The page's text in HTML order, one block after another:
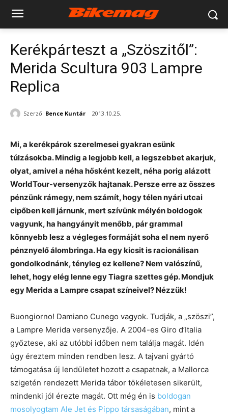
Kerékpárteszt a „Szöszitől”:
Merida Scultura 903 Lampre
Replica
Szerző: Bence Kuntár 2013.10.25.
Mi, a kerékpárok szerelmesei gyakran esünk
túlzásokba. Mindig a legjobb kell, a legszebbet akarjuk,
olyat, amivel a néha hősként kezelt, néha porig alázott
WorldTour-versenyzők hajtanak. Persze erre az összes
pénzünk rámegy, nem számít, hogy télen nyári utcai
cipőben kell járnunk, mert szívünk mélyén boldogok
vagyunk, ha hangyányit menőbb, pár grammal
könnyebb lesz a végleges formáját soha el nem nyerő
pénznyelő álombringa. Ha egy kicsit is racionálisan
gondolkodnánk, tényleg ez kellene? Nem valószínű,
lehet, hogy elég lenne egy Tiagra szettes gép. Mondjuk
egy Merida a Lampre csapat színeivel? Nézzük!
Buongiorno! Damiano Cunego vagyok. Tudják, a „szöszi”,
a Lampre Merida versenyzője. A 2004-es Giro d’Italia
győztese, aki az utóbbi időben nem találja magát. Idén
úgy éreztem minden rendben lesz. A tajvani gyártó
támogatása új lendületet hozott a csapatnak, a Mallorca
szigetén rendezett Merida tábor tökéletesen sikerült,
mindenki jól érezte magát. Ott még én is boldogan
mosolyogtam Ale Jet és Pippo társaságában, mint a